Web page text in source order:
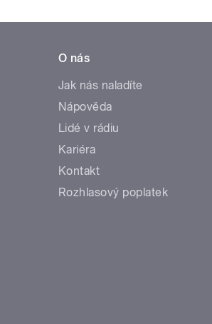
O nás
Jak nás naladíte
Nápověda
Lidé v rádiu
Kariéra
Kontakt
Rozhlasový poplatek